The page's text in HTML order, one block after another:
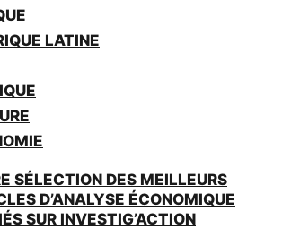
LATINE
SÉLECTION DES MEILLEURS
D’ANALYSE ÉCONOMIQUE
SUR INVESTIG’ACTION